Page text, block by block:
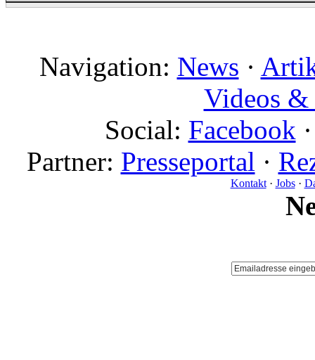
Navigation: News ·
Videos
Social: Facebook
Partner: Presseportal ·
Kontakt· Jobs·